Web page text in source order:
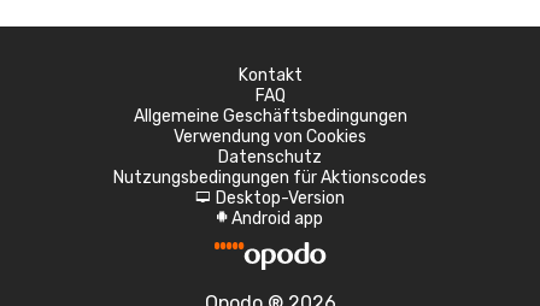
Kontakt
FAQ
Allgemeine Geschäftsbedingungen
Verwendung von Cookies
Datenschutz
Nutzungsbedingungen für Aktionscodes
d Desktop-Version
A Android app